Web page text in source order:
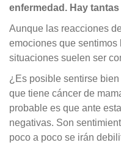
enfermedad. Hay
Aunque las reacciones
emociones que sentimos
situaciones suelen ser
¿Es posible sentirse
que tiene cáncer de
probable es que ante
negativas. Son
poco a poco se irán